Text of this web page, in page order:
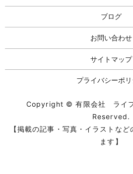
ブログ
お問い合わせ
サイトマップ
プライバシーポ
Copyright © 有限会社 ライ
Reserved.
【掲載の記事・写真・イラストな
ます】